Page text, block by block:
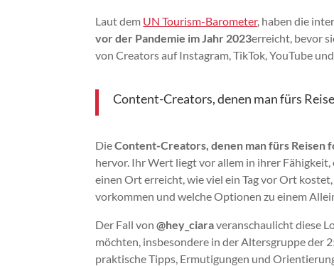
Laut dem UN Tourism-Barometer, haben die
vor der Pandemie im Jahr 2023erreicht, bevor
von Creators auf Instagram, TikTok, YouTube
Content-Creators, denen man fürs
DieContent-Creators, denen man fürs Reisen
hervor. Ihr Wert liegt vor allem in ihrer
einen Ort erreicht, wie viel ein Tag vor Ort
vorkommen und welche Optionen zu einem
Der Fall von@hey_ciaraveranschaulicht diese
möchten, insbesondere in der Altersgruppe der
praktische Tipps, Ermutigungen und